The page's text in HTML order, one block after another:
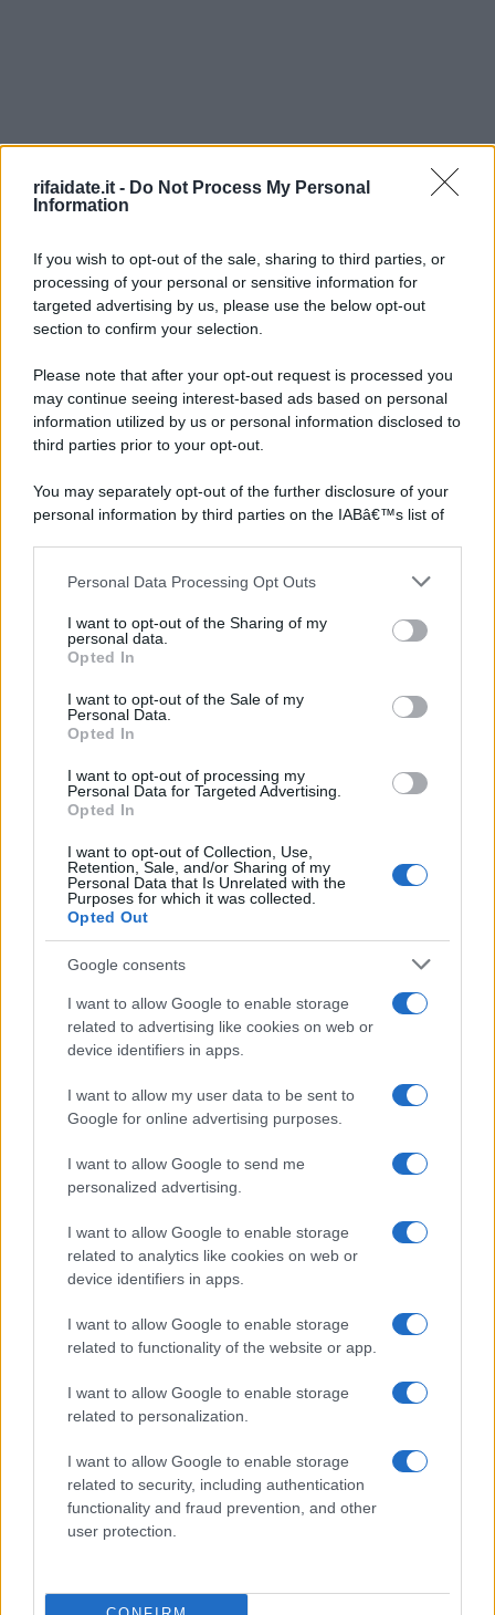
rifaidate.it - Do Not Process My Personal
Information
If you wish to opt-out of the sale, sharing to third parties, or
processing of your personal or sensitive information for
targeted advertising by us, please use the below opt-out
section to confirm your selection.
Please note that after your opt-out request is processed you
may continue seeing interest-based ads based on personal
information utilized by us or personal information disclosed to
third parties prior to your opt-out.
You may separately opt-out of the further disclosure of your
personal information by third parties on the IABâ€™s list of
This information may also be disclosed by us to third parties
further disclose it to other third parties.
Please note that this website/app uses one or more Google
services and may gather and store information including but
not limited to your visit or usage behaviour. You may click to
grant or deny consent to Google and its third-party tags to
consent section.
Personal Data Processing Opt Outs
I want to opt-out of the Sharing of my
personal data.
Opted In
I want to opt-out of the Sale of my
Personal Data.
Opted In
I want to opt-out of processing my
Personal Data for Targeted Advertising.
Opted In
I want to opt-out of Collection, Use,
Retention, Sale, and/or Sharing of my
Personal Data that Is Unrelated with the
Purposes for which it was collected.
Opted Out
Google consents
I want to allow Google to enable storage
related to advertising like cookies on web or
device identifiers in apps.
I want to allow my user data to be sent to
Google for online advertising purposes.
I want to allow Google to send me
personalized advertising.
I want to allow Google to enable storage
related to analytics like cookies on web or
device identifiers in apps.
I want to allow Google to enable storage
related to functionality of the website or app.
I want to allow Google to enable storage
related to personalization.
I want to allow Google to enable storage
related to security, including authentication
functionality and fraud prevention, and other
user protection.